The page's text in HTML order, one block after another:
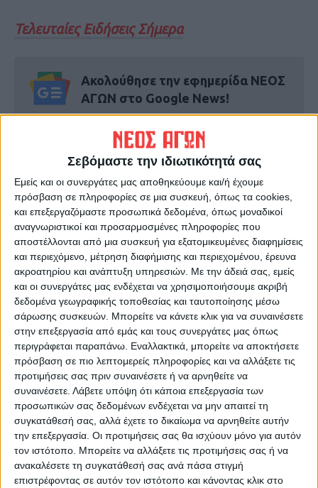
Σεβόμαστε την ιδιωτικότητά σας
Εμείς και οι συνεργάτες μας αποθηκεύουμε και/ή έχουμε
πρόσβαση σε πληροφορίες σε μια συσκευή, όπως τα cookies,
και επεξεργαζόμαστε προσωπικά δεδομένα, όπως μοναδικοί
αναγνωριστικοί και προσαρμοσμένες πληροφορίες που
αποστέλλονται από μια συσκευή για εξατομικευμένες διαφημίσεις
και περιεχόμενο, μέτρηση διαφήμισης και περιεχομένου, έρευνα
ακροατηρίου και ανάπτυξη υπηρεσιών. Με την άδειά σας, εμείς
και οι συνεργάτες μας ενδέχεται να χρησιμοποιήσουμε ακριβή
δεδομένα γεωγραφικής τοποθεσίας και ταυτοποίησης μέσω
σάρωσης συσκευών. Μπορείτε να κάνετε κλικ για να συναινέσετε
στην επεξεργασία από εμάς και τους συνεργάτες μας όπως
περιγράφεται παραπάνω. Εναλλακτικά, μπορείτε να αποκτήσετε
πρόσβαση σε πιο λεπτομερείς πληροφορίες και να αλλάξετε τις
προτιμήσεις σας πριν συναινέσετε ή να αρνηθείτε να
συναινέσετε. Λάβετε υπόψη ότι κάποια επεξεργασία των
προσωπικών σας δεδομένων ενδέχεται να μην απαιτεί τη
συγκατάθεσή σας, αλλά έχετε το δικαίωμα να αρνηθείτε αυτήν
την επεξεργασία. Οι προτιμήσεις σας θα ισχύουν μόνο για αυτόν
τον ιστότοπο. Μπορείτε να αλλάξετε τις προτιμήσεις σας ή να
ανακαλέσετε τη συγκατάθεσή σας ανά πάσα στιγμή
επιστρέφοντας σε αυτόν τον ιστότοπο και κάνοντας κλικ στο
Τελευταίες Ειδήσεις Σήμερα
Ακολούθησε την εφημερίδα ΝΕΟΣ
ΑΓΩΝ στο Google News!
Καρδίτσας και ευρύτερα της Θεσσαλίας
ΠΡΟΗΓΟΥΜΕΝΟ ΑΡΘΡΟ
Τραγωδία στα Τρίκαλα:
21χρονη βρέθηκε
απαγχονισμένη στο σπίτι της
με γραβάτα
ΕΠΟΜΕΝΟ ΑΡΘΡΟ
Με την ΑΕΛ εκτός έδρας
ξεκινούν οι Ελπίδες
ΝΕΟΣ ΑΓΩΝ
https://neosagon.gr
Η Αρχαιότερη Καθημερινή Πρωινή Εφημερίδα της Καρδίτσας